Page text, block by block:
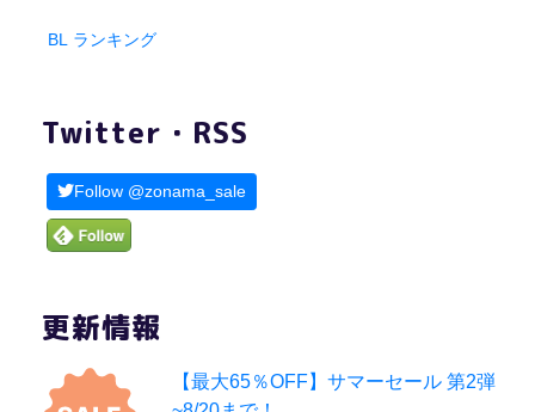
BL ランキング
Twitter・RSS
Follow @zonama_sale
更新情報
【最大65％OFF】サマーセール 第2弾